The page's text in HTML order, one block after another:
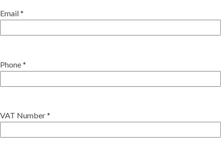
Email *
Phone *
VAT Number *